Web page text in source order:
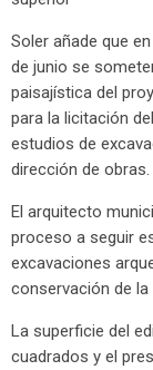
Soler añade que
de junio se
paisajística del
para la licitación
estudios de
dirección de obras.
El arquitecto
proceso a seguir
excavaciones
conservación de la
La superficie del
cuadrados y el